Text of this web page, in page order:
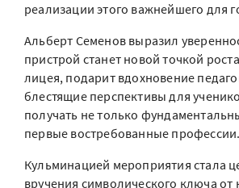
реализации этого важнейшего для
Альберт Семенов выразил
пристрой станет новой точкой
лицея, подарит вдохновение
блестящие перспективы для
получать не только
первые востребованные профессии.
Кульминацией мероприятия стала
вручения символического ключа от